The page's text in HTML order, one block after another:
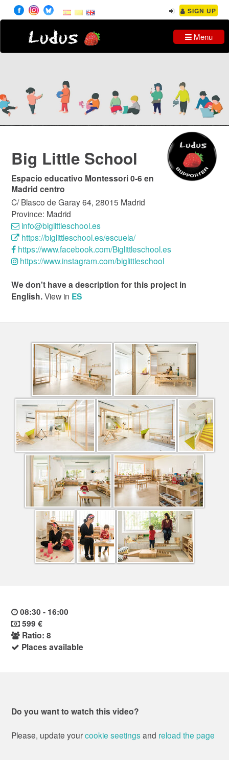
SIGN UP
Ludus Menu
Big Little School
Espacio educativo Montessori 0-6 en
Madrid centro
C/ Blasco de Garay 64, 28015 Madrid
Province: Madrid
info@biglittleschool.es
https://biglittleschool.es/escuela/
https://www.facebook.com/Biglittleschool.es
https://www.instagram.com/biglittleschool
We don't have a description for this project in
English.View in ES
08:30 - 16:00
599 €
Ratio: 8
Places available
Do you want to watch this video?
Please, update yourcookie seetingsand reload the page